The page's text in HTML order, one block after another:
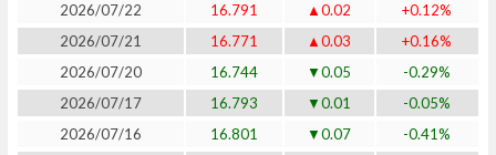
2026/07/22
16.791 ▲0.02
+0.12%
2026/07/21
16.771 ▲0.03
+0.16%
2026/07/20
16.744 ▼0.05
-0.29%
2026/07/17
16.793 ▼0.01
-0.05%
2026/07/16
16.801 ▼0.07
-0.41%